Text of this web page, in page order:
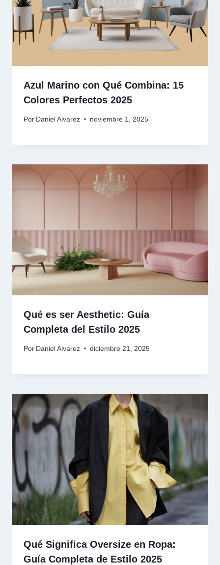
Azul Marino con Qué Combina: 15
Colores Perfectos 2025
Por Daniel Alvarez noviembre 1, 2025
Qué es ser Aesthetic: Guía
Completa del Estilo 2025
Por Daniel Alvarez diciembre 21, 2025
Qué Significa Oversize en Ropa:
Guía Completa de Estilo 2025